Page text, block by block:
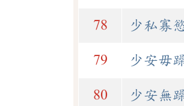
78 少私寡
79 少安毋
80 少安無